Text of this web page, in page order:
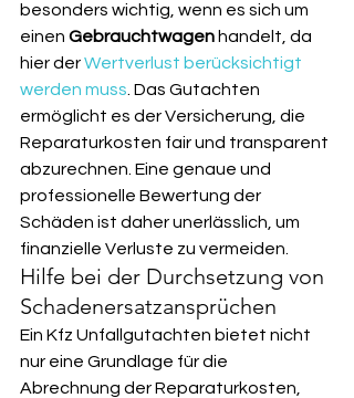
besonders wichtig, wenn es sich um
einen Gebrauchtwagen handelt, da
hier der Wertverlust berücksichtigt
werden muss . Das Gutachten
ermöglicht es der Versicherung, die
Reparaturkosten fair und transparent
abzurechnen. Eine genaue und
professionelle Bewertung der
Schäden ist daher unerlässlich, um
finanzielle Verluste zu vermeiden.
Hilfe bei der Durchsetzung von
Schadenersatzansprüchen
Ein Kfz Unfallgutachten bietet nicht
nur eine Grundlage für die
Abrechnung der Reparaturkosten,